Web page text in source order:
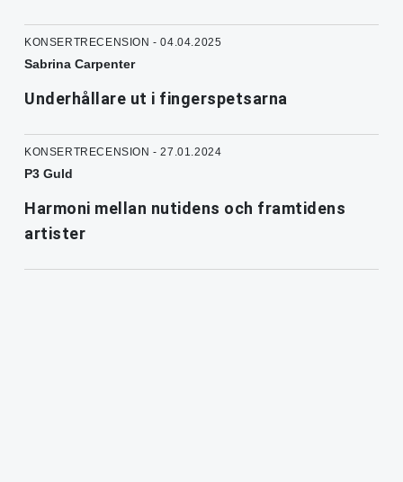
KONSERTRECENSION - 04.04.2025
Sabrina Carpenter
Underhållare ut i fingerspetsarna
KONSERTRECENSION - 27.01.2024
P3 Guld
Harmoni mellan nutidens och framtidens
artister